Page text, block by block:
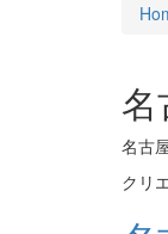
名
名古
クリ